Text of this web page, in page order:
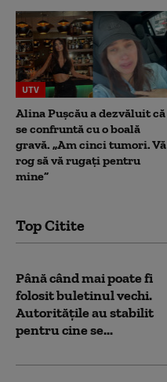
UTV
Alina Pușcău a dezvăluit că
se confruntă cu o boală
gravă. „Am cinci tumori. Vă
rog să vă rugați pentru
mine”
Top Citite
Până când mai poate fi
folosit buletinul vechi.
Autoritățile au stabilit
pentru cine se...